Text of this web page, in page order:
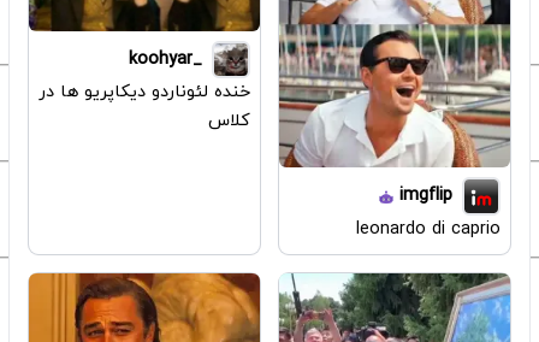
imgflip
leonardo di caprio
_koohyar
خنده لئوناردو دیکاپریو ها در
کلاس